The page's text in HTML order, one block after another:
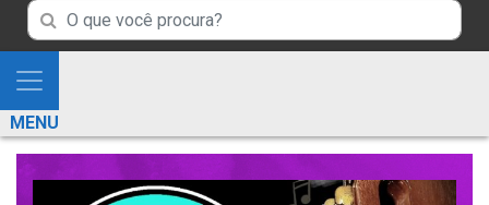
Campo
de
Busca
de
informações
Campo
de
de
informações
Mostra
e
Esconde
Menu
MENU